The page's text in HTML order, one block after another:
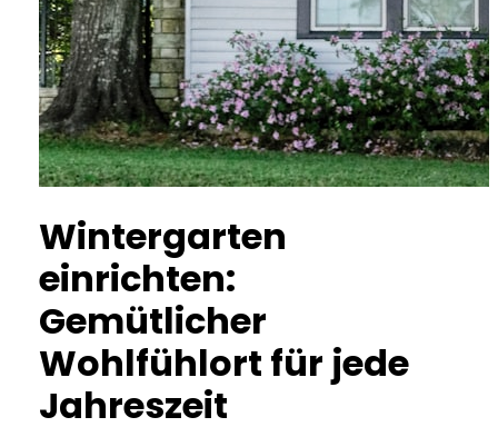
Wintergarten
einrichten:
Gemütlicher
Wohlfühlort für jede
Jahreszeit